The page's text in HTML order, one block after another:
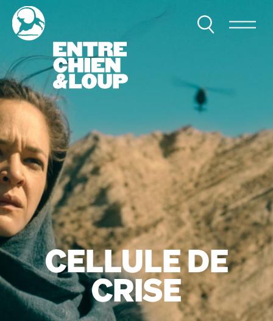
CELLULE DE
CRISE